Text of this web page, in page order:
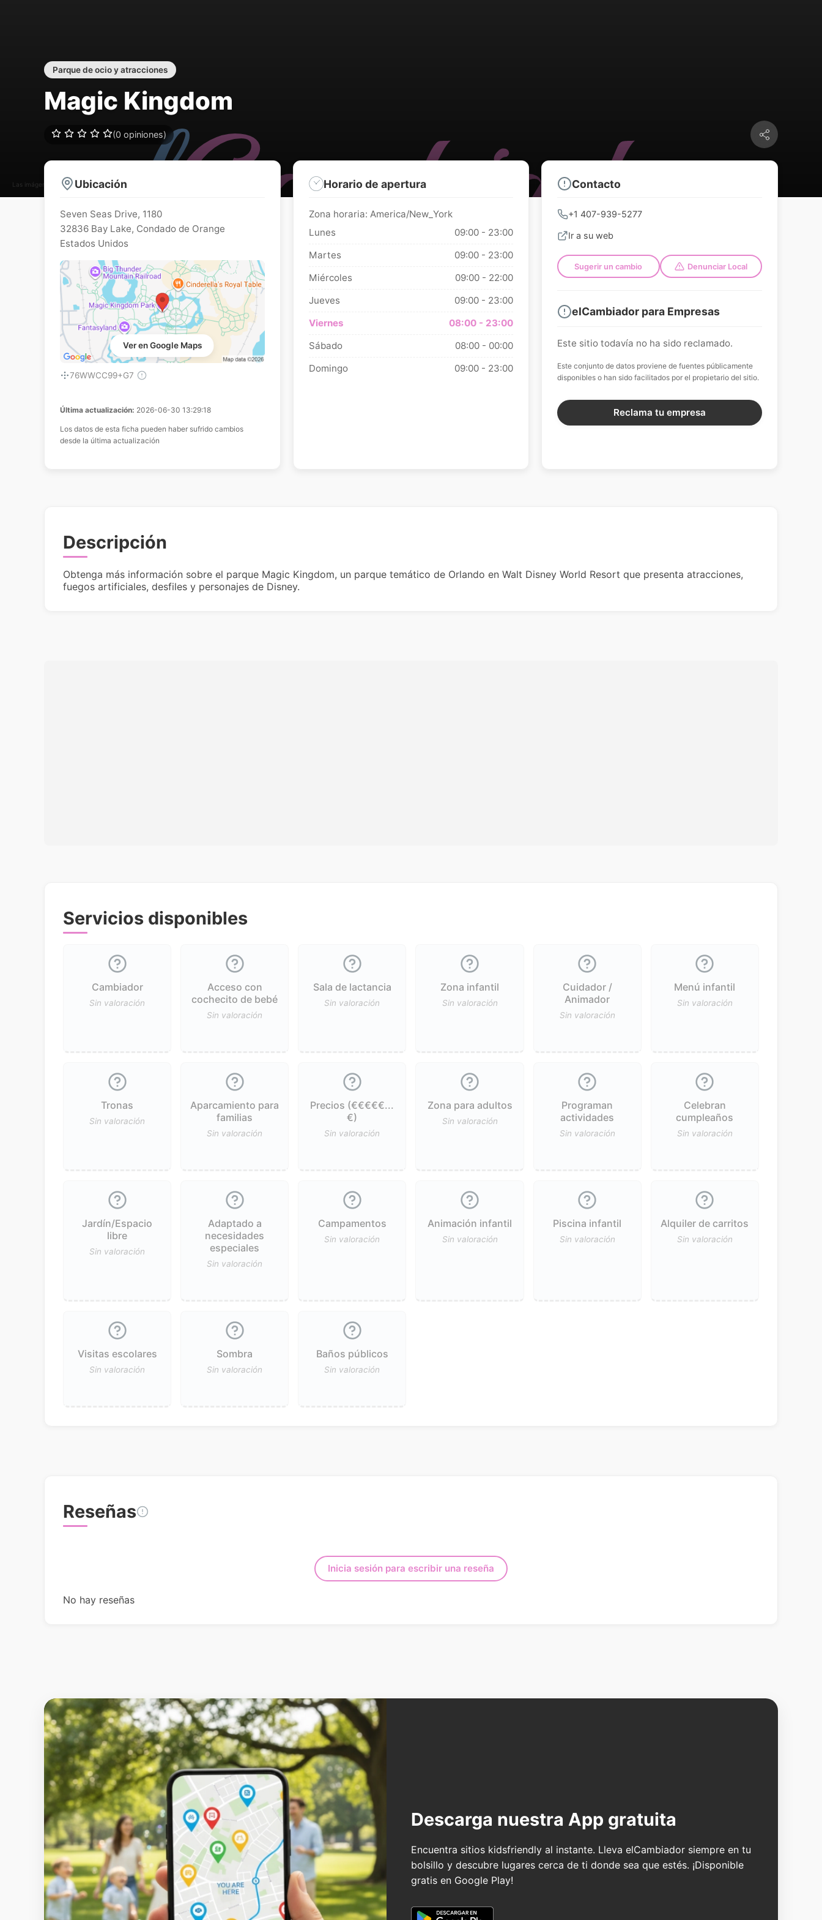
Las imágenes pueden estar sujetas a derechos de autor
Parque de ocio y atracciones
Magic Kingdom
(0 opiniones)
Ubicación
Seven Seas Drive, 1180
32836 Bay Lake, Condado de Orange
Estados Unidos
Ver en Google Maps
76WWCC99+G7
Última actualización: 2026-06-30 13:29:18
Los datos de esta ficha pueden haber sufrido cambios
desde la última actualización
Horario de apertura
Zona horaria: America/New_York
Lunes
09:00 - 23:00
Martes
09:00 - 23:00
Miércoles
09:00 - 22:00
Jueves
09:00 - 23:00
Viernes
08:00 - 23:00
Sábado
08:00 - 00:00
Domingo
09:00 - 23:00
Contacto
+1 407-939-5277
Ir a su web
Sugerir un cambio Denunciar Local
elCambiador para Empresas
Este sitio todavía no ha sido reclamado.
Este conjunto de datos proviene de fuentes públicamente
disponibles o han sido facilitados por el propietario del sitio.
Reclama tu empresa
Descripción
Obtenga más información sobre el parque Magic Kingdom, un parque temático de Orlando en Walt Disney World Resort que presenta atracciones,
fuegos artificiales, desfiles y personajes de Disney.
Servicios disponibles
Cambiador
Sin valoración
Acceso con
cochecito de bebé
Sin valoración
Sala de lactancia
Sin valoración
Zona infantil
Sin valoración
Cuidador /
Animador
Sin valoración
Menú infantil
Sin valoración
Tronas
Sin valoración
Aparcamiento para
familias
Sin valoración
Precios (€€€€€...
€)
Sin valoración
Zona para adultos
Sin valoración
Programan
actividades
Sin valoración
Celebran
cumpleaños
Sin valoración
Jardín/Espacio
libre
Sin valoración
Adaptado a
necesidades
especiales
Sin valoración
Campamentos
Sin valoración
Animación infantil
Sin valoración
Piscina infantil
Sin valoración
Alquiler de carritos
Sin valoración
Visitas escolares
Sin valoración
Sombra
Sin valoración
Baños públicos
Sin valoración
Reseñas
Inicia sesión para escribir una reseña
No hay reseñas
Descarga nuestra App gratuita
Encuentra sitios kidsfriendly al instante. Lleva elCambiador siempre en tu
bolsillo y descubre lugares cerca de ti donde sea que estés. ¡Disponible
gratis en Google Play!